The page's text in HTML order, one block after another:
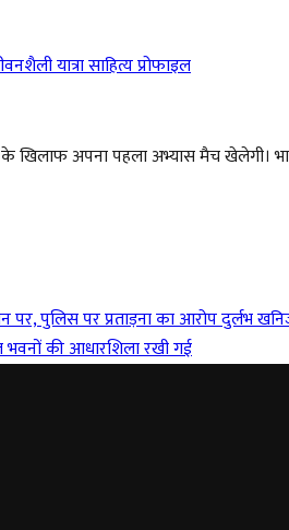
यात्रासाहित्यप्रोफाइल
खिलाफ अपना पहला अभ्यास मैच खेलेगी।
पर, पुलिस पर प्रताड़ना का आरोपदुर्लभ
की आधारशिला रखी गई